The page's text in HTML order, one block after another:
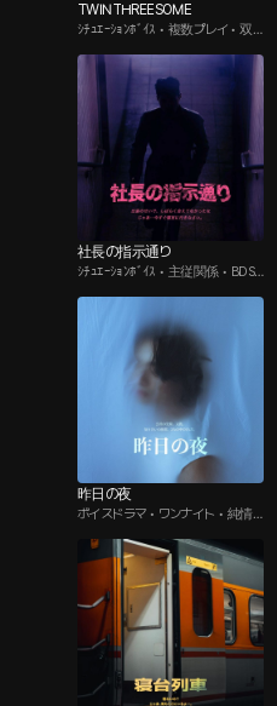
TWINTHREESOME
ｼﾁｭｴｰｼｮﾝﾎﾞｲｽ • 複数プレイ • 双
社長の指示通り
ｼﾁｭｴｰｼｮﾝﾎﾞｲｽ • 主従関係 • BDS
昨日の夜
ボイスドラマ • ワンナイト • 純情